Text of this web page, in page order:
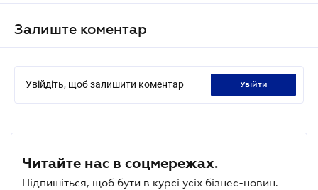
Залиште коментар
Увійдіть, щоб залишити коментар увійти
Читайте нас в соцмережах.
Підпишіться, щоб бути в курсі усіх бізнес-новин.